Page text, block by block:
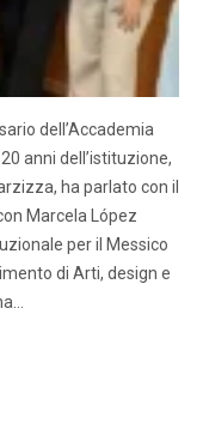
dell’Accademia
anni dell’istituzione,
ha parlato con il
Marcela López
per il Messico
di Arti, design e